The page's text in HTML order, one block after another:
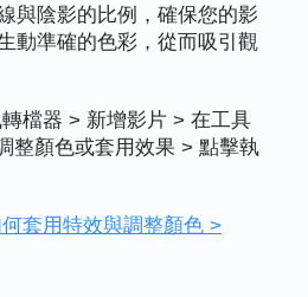
與陰影的比例，確保您的影
動準確的色彩，從而吸引觀
檔器 > 新增影片 > 在工具
整顏色或套用效果 > 點擊執
套用特效與調整顏色 >